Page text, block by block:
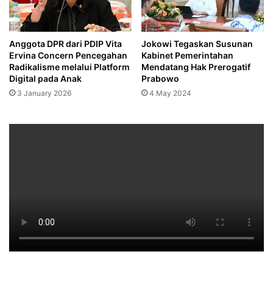
Anggota DPR dari PDIP Vita
Ervina Concern Pencegahan
Radikalisme melalui Platform
Digital pada Anak
3 January 2026
Jokowi Tegaskan Susunan
Kabinet Pemerintahan
Mendatang Hak Prerogatif
Prabowo
4 May 2024